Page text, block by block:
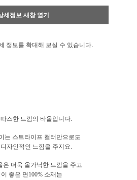
세정보 새창 열기
정보를 확대해 보실 수 있습니다.
스한 느낌의 타올입니다.
는 스트라이프 컬러만으로도
자인적인 느낌을 주지요.
은 더욱 올가닉한 느낌을 주고
좋은 면100% 소재는